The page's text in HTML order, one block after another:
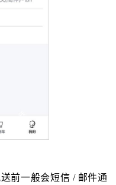
前一般会短信 / 邮件通